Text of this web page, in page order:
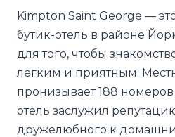
Kimpton Saint George —
бутик-отель в районе
для того, чтобы
легким и приятным.
пронизывает 188
отель заслужил
дружелюбного к